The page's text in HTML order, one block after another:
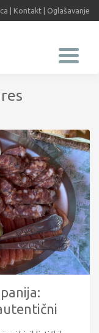
Kontakt Oglašavanje